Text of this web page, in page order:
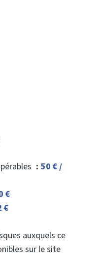
50 € /
€
€
auxquels ce
sur le site